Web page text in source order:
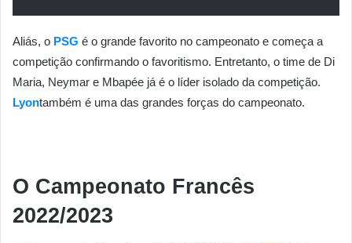
Aliás, o PSG é o grande favorito no campeonato e começa a
competição confirmando o favoritismo. Entretanto, o time de Di
Maria, Neymar e Mbapée já é o líder isolado da competição.
Lyontambém é uma das grandes forças do campeonato.
O Campeonato Francês
2022/2023